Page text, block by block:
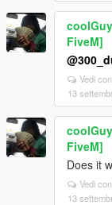
FiveM]
Vedi
13
FiveM]
Does it
Vedi
13